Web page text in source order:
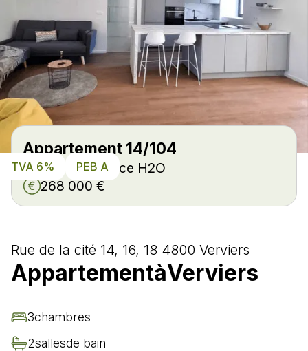
Appartement 14/104
Eco-Résidence H2O
268 000 €
TVA 6% PEB A
Rue de la cité 14, 16, 18 4800 Verviers
AppartementàVerviers
3chambres
2sallesde bain